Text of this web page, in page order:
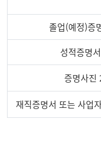
졸업(예정)증
성적증명
증명사진
재직증명서 또는 사업